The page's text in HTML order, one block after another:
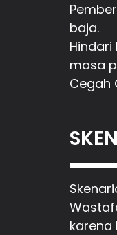
baja.
masa
Cegah
karena